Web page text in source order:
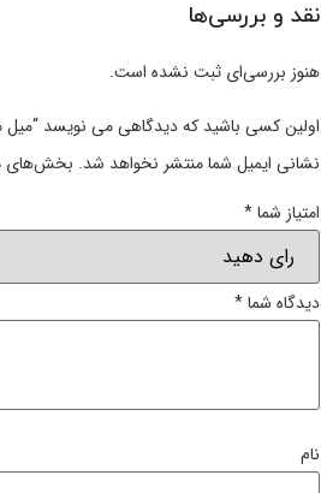
نقد و بررسی‌ها
هنوز بررسی‌ای ثبت نشده است.
اولین کسی باشید که دیدگاهی می نویسد “میل
نشانی ایمیل شما منتشر نخواهد شد. بخش‌های
امتیاز شما*
دیدگاه شما*
نام